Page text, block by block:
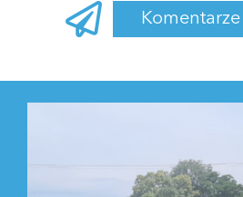
Komentarze